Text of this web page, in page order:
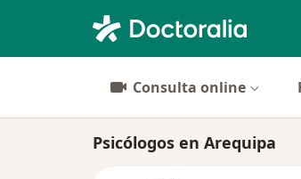
Consulta online
Psicólogos en Arequipa